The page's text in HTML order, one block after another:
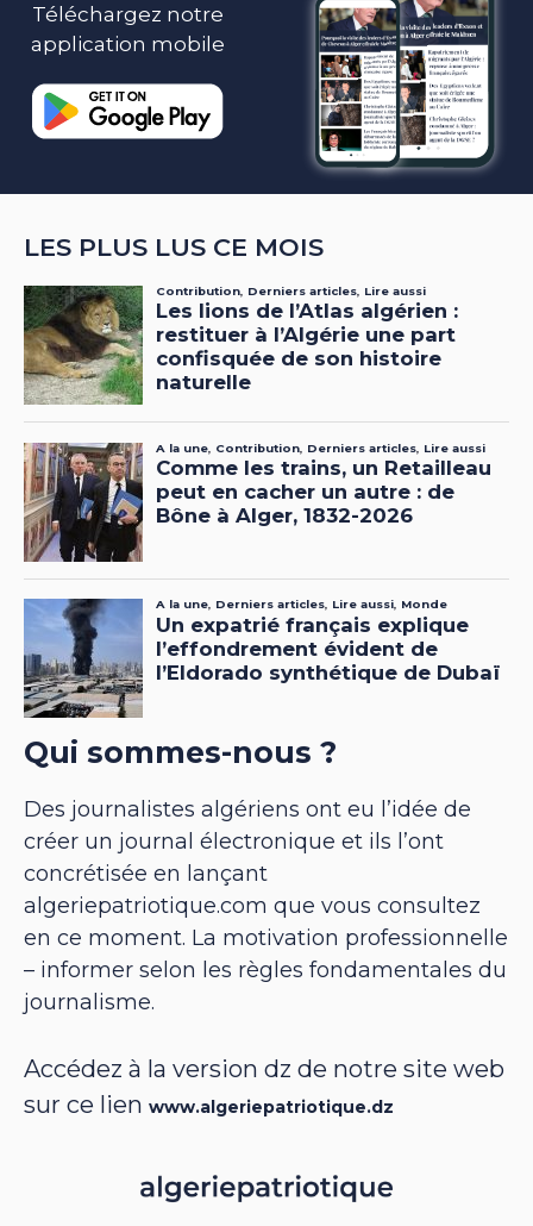
Téléchargez notre
application mobile
LES PLUS LUS CE MOIS
Qui sommes-nous ?
Des journalistes algériens ont eu l’idée de
créer un journal électronique et ils l’ont
concrétisée en lançant
algeriepatriotique.com que vous consultez
en ce moment. La motivation professionnelle
– informer selon les règles fondamentales du
journalisme.
Accédez à la version dz de notre site web
sur ce lien www.algeriepatriotique.dz